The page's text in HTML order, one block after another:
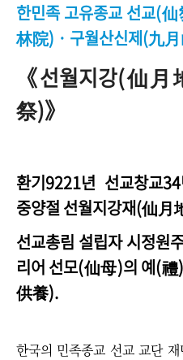
한민족 고유종교 선교(
林院) · 구월산신제(九
《선월지강(仙
祭)》
환기9221년 선교창교
중양절 선월지강재(仙月
선교총림 설립자 시정
리어 선모(仙母)의 예(
供養).
한국의 민족종교 선교 교단